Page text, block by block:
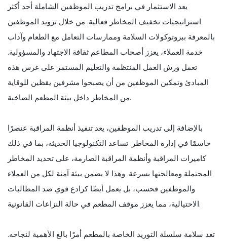
يعد الاستثمار في برامج تدريب الموظفين الشاملة أحد أكثر
استراتيجيات تخفيف المخاطر فعالية. من خلال تزويد الموظفين
بالمعرفة ببروتوكولات السلامة وممارسات التعامل مع الطعام وآداب
خدمة العملاء، يعزز أصحاب المطاعم ثقافة الاجتهاد والمسؤولية.
تعمل ورش العمل المنتظمة والتعليم المستمر على غرس هذه
المبادئ وتمكين الموظفين من أن يصبحوا مشرفين يقظين للوقاية
من المخاطر داخل بيئة المطعم الصاخبة.
بالإضافة إلى تدريب الموظفين، يعد تنفيذ أنظمة المراقبة عنصرًا
حاسمًا في إدارة المخاطر. تساعد التكنولوجيا الحديثة، بما في ذلك
كاميرات المراقبة وأنظمة المراقبة الصارمة، على تحديد المخاطر
المحتملة ومعالجتها بسرعة. وهذا لا يضمن بيئة آمنة لكل من العملاء
والموظفين فحسب، بل يعمل أيضًا كرادع قوي ضد المطالبات
الاحتيالية، مما يعزز موقف المطعم في حالة النزاعات القانونية.
تعد سلامة سلسلة التوريد الخاصة بالمطعم أمرًا بالغ الأهمية لنجاحه.